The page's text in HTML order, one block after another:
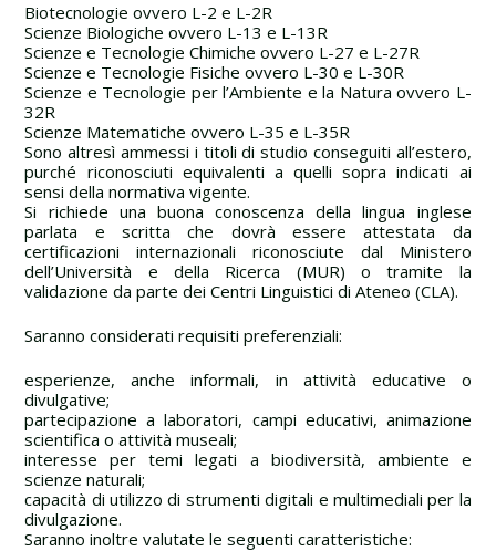
Biotecnologie ovvero L-2 e L-2R
Scienze Biologiche ovvero L-13 e L-13R
Scienze e Tecnologie Chimiche ovvero L-27 e L-27R
Scienze e Tecnologie Fisiche ovvero L-30 e L-30R
Scienze e Tecnologie per l’Ambiente e la Natura ovvero L-
32R
Scienze Matematiche ovvero L-35 e L-35R
Sono altresì ammessi i titoli di studio conseguiti all’estero,
purché riconosciuti equivalenti a quelli sopra indicati ai
sensi della normativa vigente.
Si richiede una buona conoscenza della lingua inglese
parlata e scritta che dovrà essere attestata da
certificazioni internazionali riconosciute dal Ministero
dell’Università e della Ricerca (MUR) o tramite la
validazione da parte dei Centri Linguistici di Ateneo (CLA).
Saranno considerati requisiti preferenziali:
esperienze, anche informali, in attività educative o
divulgative;
partecipazione a laboratori, campi educativi, animazione
scientifica o attività museali;
interesse per temi legati a biodiversità, ambiente e
scienze naturali;
capacità di utilizzo di strumenti digitali e multimediali per la
divulgazione.
Saranno inoltre valutate le seguenti caratteristiche: